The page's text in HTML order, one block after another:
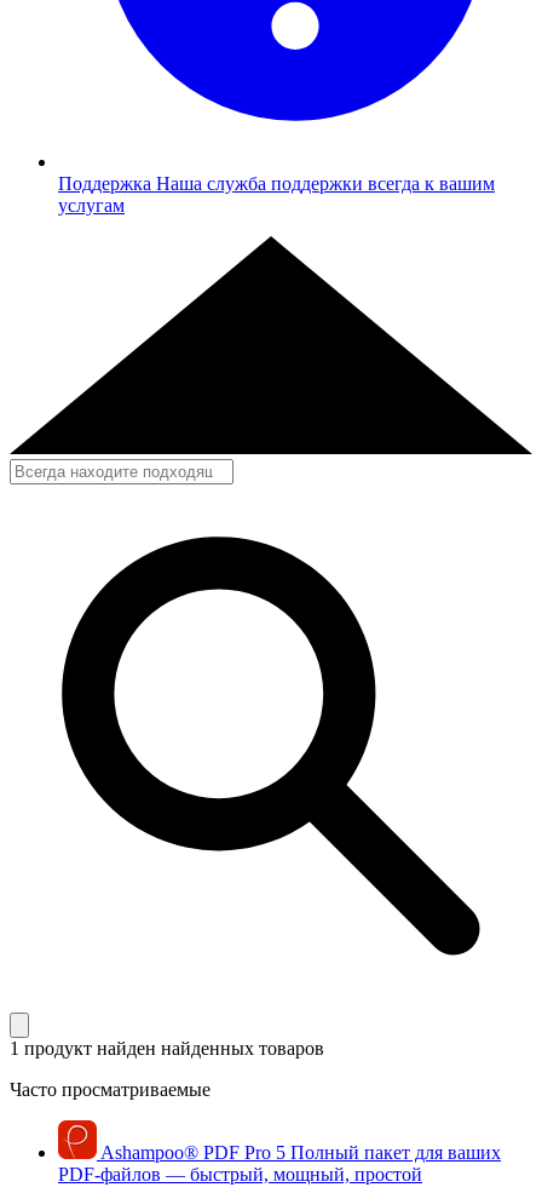
Поддержка Наша служба поддержки всегда к вашим
услугам
1 продукт найден найденных товаров
Часто просматриваемые
Ashampoo® PDF Pro 5 Полный пакет для ваших
PDF-файлов — быстрый, мощный, простой